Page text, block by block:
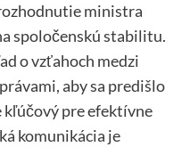
ministra
spoločenskú stabilitu.
o vzťahoch medzi
aby sa predišlo
pre efektívne
komunikácia je